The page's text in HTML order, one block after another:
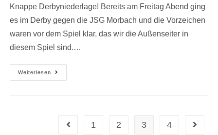
Knappe Derbyniederlage! Bereits am Freitag Abend ging
es im Derby gegen die JSG Morbach und die Vorzeichen
waren vor dem Spiel klar, das wir die Außenseiter in
diesem Spiel sind.…
Weiterlesen
1 2 3 4